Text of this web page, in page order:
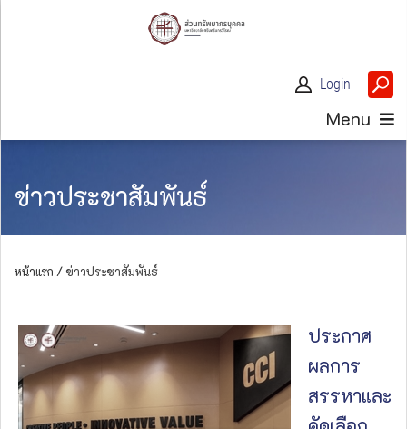
Login
Menu
ข่าวประชาสัมพันธ์
หน้าแรก / ข่าวประชาสัมพันธ์
ประกาศ
ผลการ
สรรหาและ